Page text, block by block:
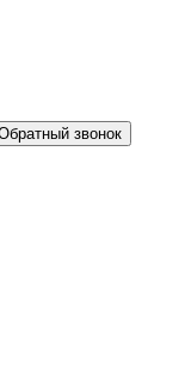
звонок